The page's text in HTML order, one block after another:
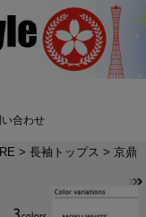
い合わせ
> 長袖トップス > 京鼎